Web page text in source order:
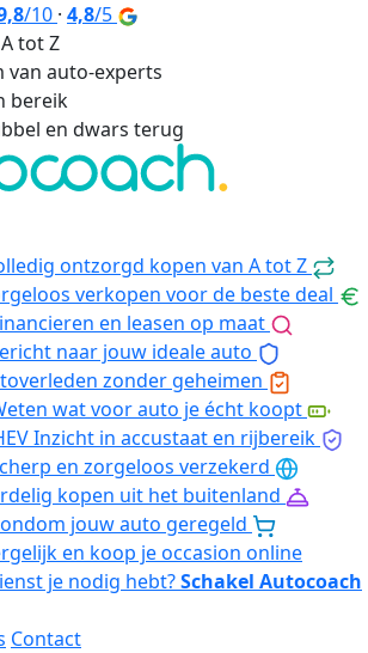
/10 · 4,8/5
tot Z
van auto-experts
bereik
en dwars terug
ontzorgd kopen van A tot Z
verkopen voor de beste deal
en leasen op maat
naar jouw ideale auto
zonder geheimen
wat voor auto je écht koopt
Inzicht in accustaat en rijbereik
en zorgeloos verzekerd
kopen uit het buitenland
jouw auto geregeld
en koop je occasion online
je nodig hebt?Schakel Autocoach
Contact